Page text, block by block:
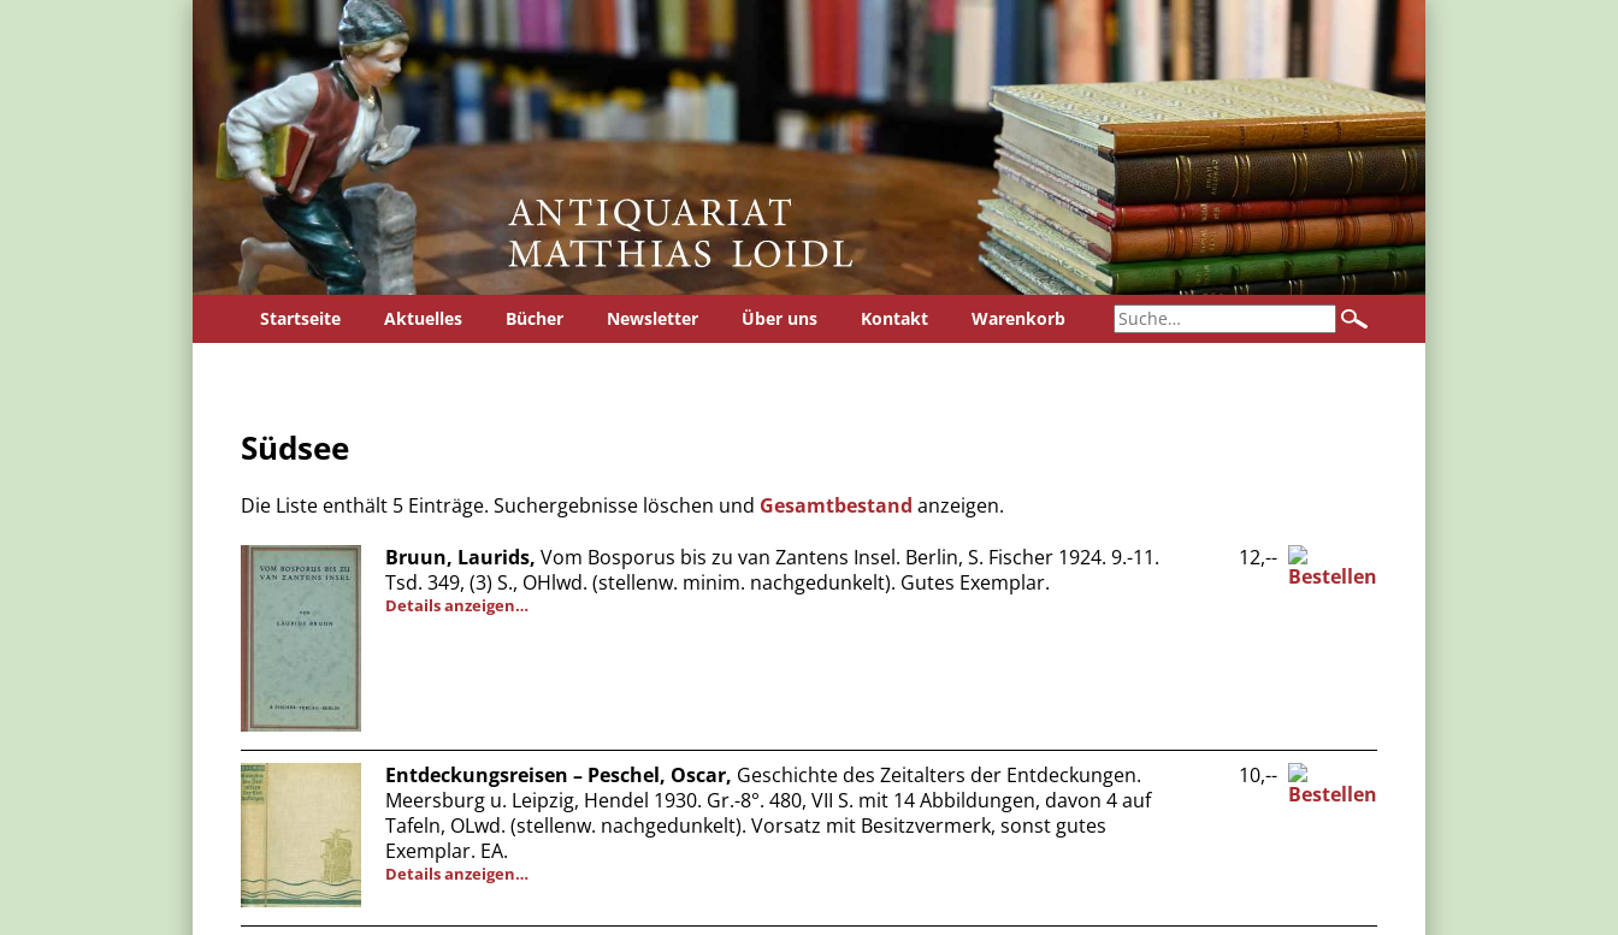
Startseite Aktuelles Bücher Newsletter Über uns Kontakt Warenkorb
Südsee
Die Liste enthält 5 Einträge. Suchergebnisse löschen und Gesamtbestand anzeigen.
Bruun, Laurids, Vom Bosporus bis zu van Zantens Insel. Berlin, S. Fischer 1924. 9.-11.
Tsd. 349, (3) S., OHlwd. (stellenw. minim. nachgedunkelt). Gutes Exemplar.
Details anzeigen…
12,--
Entdeckungsreisen – Peschel, Oscar, Geschichte des Zeitalters der Entdeckungen.
Meersburg u. Leipzig, Hendel 1930. Gr.-8°. 480, VII S. mit 14 Abbildungen, davon 4 auf
Tafeln, OLwd. (stellenw. nachgedunkelt). Vorsatz mit Besitzvermerk, sonst gutes
Exemplar. EA.
Details anzeigen…
10,--